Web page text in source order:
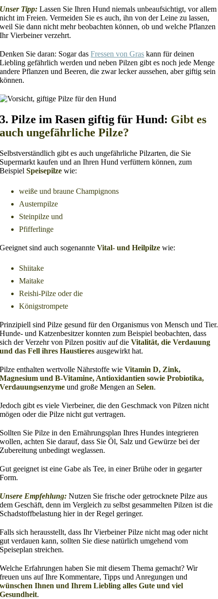
Unser Tipp: Lassen Sie Ihren Hund niemals unbeaufsichtigt, vor allem
nicht im Freien. Vermeiden Sie es auch, ihn von der Leine zu lassen,
weil Sie dann nicht mehr beobachten können, ob und welche Pflanzen
Ihr Vierbeiner verzehrt.
Denken Sie daran: Sogar dasFressen von Gras kann für deinen
Liebling gefährlich werden und neben Pilzen gibt es noch jede Menge
andere Pflanzen und Beeren, die zwar lecker aussehen, aber giftig sein
können.
3. Pilze im Rasen giftig für Hund: Gibt es
auch ungefährliche Pilze?
Selbstverständlich gibt es auch ungefährliche Pilzarten, die Sie
Supermarkt kaufen und an Ihren Hund verfüttern können, zum
BeispielSpeisepilze wie:
weiße und braune Champignons
Austernpilze
Steinpilze und
Pfifferlinge
Geeignet sind auch sogenannteVital- und Heilpilze wie:
Shiitake
Maitake
Reishi-Pilze oder die
Königstrompete
Prinzipiell sind Pilze gesund für den Organismus von Mensch und Tier.
Hunde- und Katzenbesitzer konnten zum Beispiel beobachten, dass
sich der Verzehr von Pilzen positiv auf dieVitalität, die Verdauung
und das Fell ihres Haustieres ausgewirkt hat.
Pilze enthalten wertvolle Nährstoffe wieVitamin D, Zink,
Magnesium und B-Vitamine, Antioxidantien sowie Probiotika,
Verdauungsenzyme und große Mengen anSelen.
Jedoch gibt es viele Vierbeiner, die den Geschmack von Pilzen nicht
mögen oder die Pilze nicht gut vertragen.
Sollten Sie Pilze in den Ernährungsplan Ihres Hundes integrieren
wollen, achten Sie darauf, dass Sie Öl, Salz und Gewürze bei der
Zubereitung unbedingt weglassen.
Gut geeignet ist eine Gabe als Tee, in einer Brühe oder in gegarter
Form.
Unsere Empfehlung: Nutzen Sie frische oder getrocknete Pilze aus
dem Geschäft, denn im Vergleich zu selbst gesammelten Pilzen ist die
Schadstoffbelastung hier in der Regel geringer.
Falls sich herausstellt, dass Ihr Vierbeiner Pilze nicht mag oder nicht
gut verdauen kann, sollten Sie diese natürlich umgehend vom
Speiseplan streichen.
Welche Erfahrungen haben Sie mit diesem Thema gemacht? Wir
freuen uns auf Ihre Kommentare, Tipps und Anregungen und
wünschen Ihnen und Ihrem Liebling alles Gute und viel
Gesundheit.